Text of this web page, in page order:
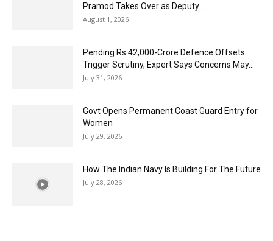
Pramod Takes Over as Deputy...
August 1, 2026
Pending Rs 42,000-Crore Defence Offsets
Trigger Scrutiny, Expert Says Concerns May...
July 31, 2026
Govt Opens Permanent Coast Guard Entry for
Women
July 29, 2026
How The Indian Navy Is Building For The Future
July 28, 2026